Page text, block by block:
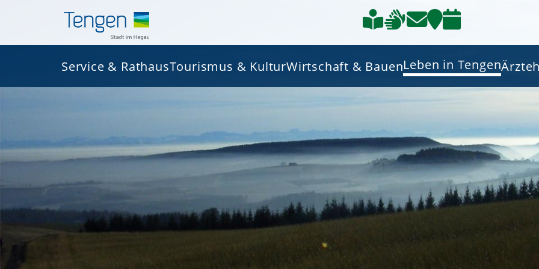
Service & RathausTourismus & KulturWirtschaft & BauenLeben in Tengen